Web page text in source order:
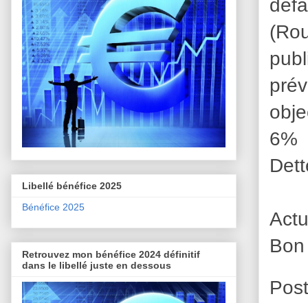
6%
Libellé bénéfice 2025
Bénéfice 2025
Retrouvez mon bénéfice 2024 définitif
dans le libellé juste en dessous